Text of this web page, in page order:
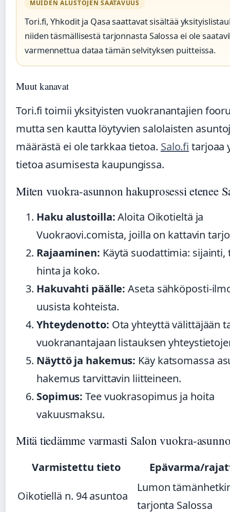
MUIDEN ALUSTOJEN SAATAVUUS
Tori.fi, Yhkodit ja Qasa saattavat sisältää
niiden täsmällisestä tarjonnasta Salossa ei ole
varmennettua dataa tämän selvityksen puitteissa.
Muut kanavat
Tori.fi toimii yksityisten vuokranantajien
mutta sen kautta löytyvien salolaisten
määrästä ei ole tarkkaa tietoa. Salo.fi tarjoaa
tietoa asumisesta kaupungissa.
Miten vuokra-asunnon hakuprosessi etenee
Haku alustoilla:Aloita Oikotieltä ja
Vuokraovi.comista, joilla on kattavin
Rajaaminen: Käytä suodattimia: sijainti,
hinta ja koko.
Hakuvahti päälle: Aseta sähköposti-
uusista kohteista.
Yhteydenotto: Ota yhteyttä välittäjään
vuokranantajaan listauksen
Näyttö ja hakemus: Käy katsomassa
hakemus tarvittavin liitteineen.
Sopimus: Tee vuokrasopimus ja hoita
vakuusmaksu.
Mitä tiedämme varmasti Salon vuokra-
Varmistettu tieto Epävarma/
Oikotiellä n. 94 asuntoa
Lumon
tarjonta Salossa